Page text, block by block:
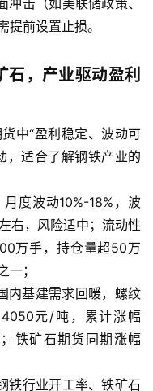
击（如美联储政策、
前设置止损。
石，产业驱动盈利
中“盈利稳定、波动可
，适合了解钢铁产业的
度波动10%-18%，波
右，风险适中；流动性
万手，持仓量超50万
；
基建需求回暖，螺纹
元/吨，累计涨幅
铁矿石期货同期涨幅
行业开工率、铁矿石